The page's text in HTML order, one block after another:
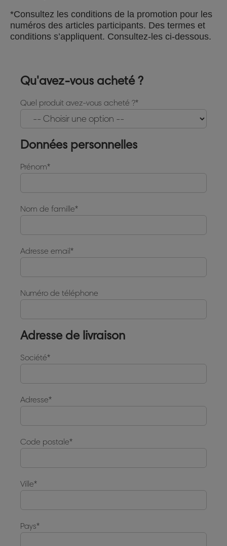
*Consultez les conditions de la promotion pour les
numéros des articles participants. Des termes et
conditions s’appliquent. Consultez-les ci-dessous.
Qu'avez-vous acheté ?
Quel produit avez-vous acheté ?
Données personnelles
Prénom
Nom de famille
Adresse email
Numéro de téléphone
Adresse de livraison
Société
Adresse
Code postale
Ville
Pays